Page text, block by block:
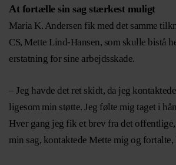
At fortælle sin sag stærkest muligt
Maria K. Andersen fik med det samme
CS, Mette Lind-Hansen, som skulle bistå
erstatning for sine arbejdsskade.
– Jeg havde det ret skidt, da jeg
ligesom min støtte. Jeg følte mig taget i
Hver gang jeg fik et brev fra det
min sag, kontaktede Mette mig og fortalte,